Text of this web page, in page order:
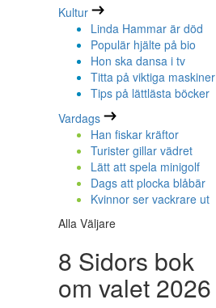
Kultur
Linda Hammar är död
Populär hjälte på bio
Hon ska dansa i tv
Titta på viktiga maskiner
Tips på lättlästa böcker
Vardags
Han fiskar kräftor
Turister gillar vädret
Lätt att spela minigolf
Dags att plocka blåbär
Kvinnor ser vackrare ut
Alla Väljare
8 Sidors bok
om valet 2026